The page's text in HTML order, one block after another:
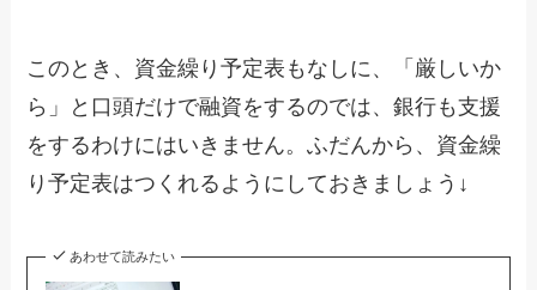
このとき、資金繰り予定表もなしに、「厳しいか
ら」と口頭だけで融資をするのでは、銀行も支援
をするわけにはいきません。ふだんから、資金繰
り予定表はつくれるようにしておきましょう↓
あわせて読みたい